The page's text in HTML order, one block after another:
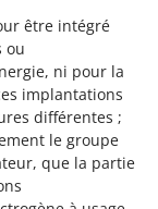
être intégré
ou
ni pour la
implantations
différentes ;
le groupe
que la partie